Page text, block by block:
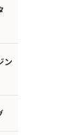
ン